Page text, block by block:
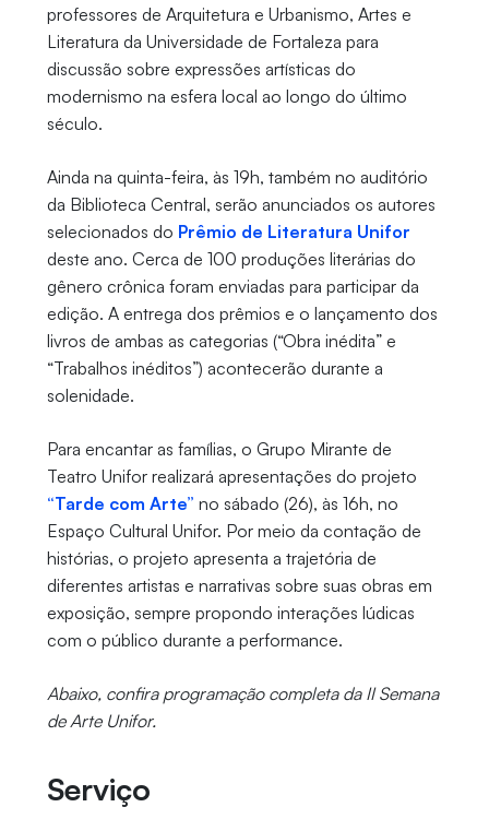
professores de Arquitetura e Urbanismo, Artes e
Literatura da Universidade de Fortaleza para
discussão sobre expressões artísticas do
modernismo na esfera local ao longo do último
século.
Ainda na quinta-feira, às 19h, também no auditório
da Biblioteca Central, serão anunciados os autores
selecionados do Prêmio de Literatura Unifor
deste ano. Cerca de 100 produções literárias do
gênero crônica foram enviadas para participar da
edição. A entrega dos prêmios e o lançamento dos
livros de ambas as categorias (“Obra inédita” e
“Trabalhos inéditos”) acontecerão durante a
solenidade.
Para encantar as famílias, o Grupo Mirante de
Teatro Unifor realizará apresentações do projeto
“Tarde com Arte” no sábado (26), às 16h, no
Espaço Cultural Unifor. Por meio da contação de
histórias, o projeto apresenta a trajetória de
diferentes artistas e narrativas sobre suas obras em
exposição, sempre propondo interações lúdicas
com o público durante a performance.
Abaixo, confira programação completa da II Semana
de Arte Unifor.
Serviço